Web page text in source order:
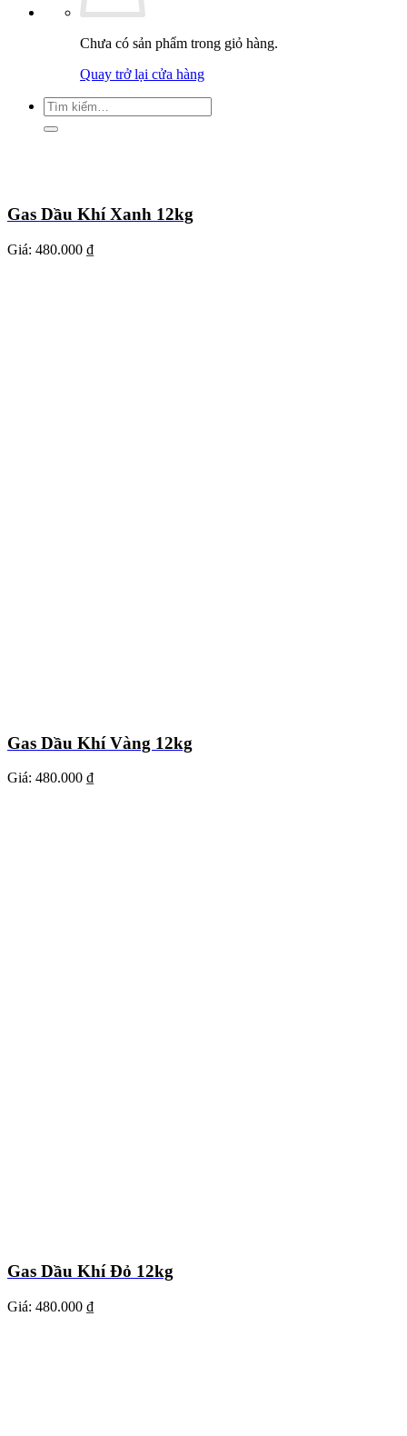
Chưa có sản phẩm trong giỏ hàng.
Quay trở lại cửa hàng
Tìm
kiếm:
Gas Dầu Khí Xanh 12kg
Giá: 480.000 ₫
Gas Dầu Khí Vàng 12kg
Giá: 480.000 ₫
Gas Dầu Khí Đỏ 12kg
Giá: 480.000 ₫